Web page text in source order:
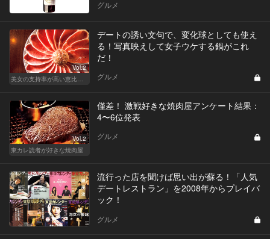
グルメ
Vol.2
デートの誘い文句で、変化球としても使え
る！写真映えして女子ウケする鍋がこれ
だ！
グルメ
Vol.2
東カレ読者が好きな焼肉屋
僅差！ 激戦好きな焼肉屋アンケート結果：
4〜6位発表
グルメ
流行った店を聞けば思い出が蘇る！「人気
デートレストラン」を2008年からプレイバ
ック！
グルメ